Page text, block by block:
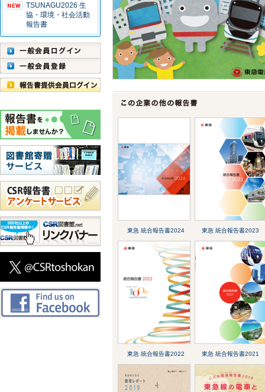
TSUNAGU2026 生
協・環境・社会活動
報告書
東急 統合報告書2024 東急 統合報告書2023
東急 統合報告書2022 東急 統合報告書2021